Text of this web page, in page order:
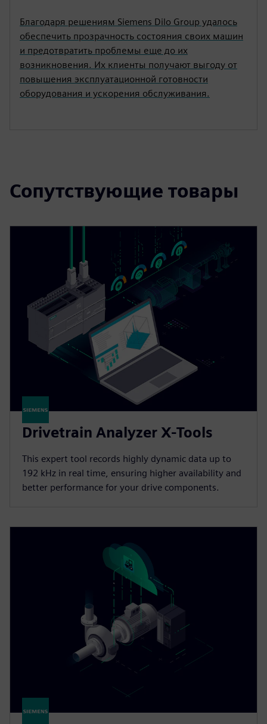
Благодаря решениям Siemens Dilo Group удалось
обеспечить прозрачность состояния своих машин
и предотвратить проблемы еще до их
возникновения. Их клиенты получают выгоду от
повышения эксплуатационной готовности
оборудования и ускорения обслуживания.
Сопутствующие товары
Drivetrain Analyzer X-Tools
This expert tool records highly dynamic data up to
192 kHz in real time, ensuring higher availability and
better performance for your drive components.